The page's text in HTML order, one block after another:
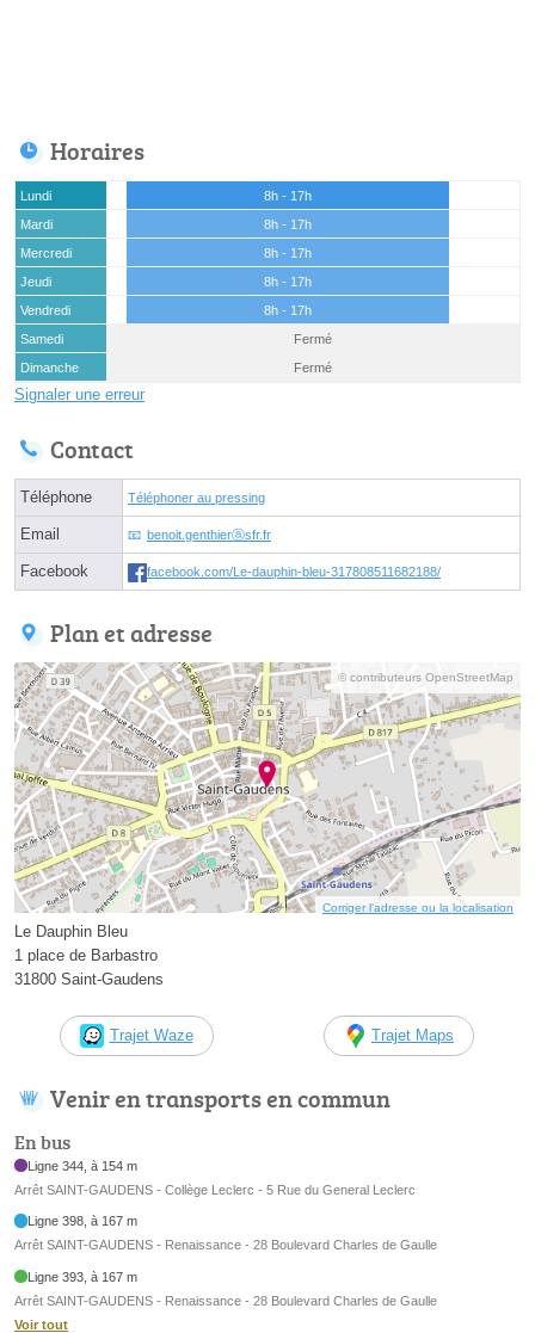
Horaires
Lundi
8h - 17h
Mardi
8h - 17h
Mercredi
8h - 17h
Jeudi
8h - 17h
Vendredi
8h - 17h
Samedi
Fermé
Dimanche
Fermé
Signaler une erreur
Contact
Téléphone Téléphoner au pressing
Email benoit.genthierⓐsfr.fr
Facebook facebook.com/Le-dauphin-bleu-317808511682188/
Plan et adresse
© contributeurs OpenStreetMap
Corriger l’adresse ou la localisation
Le Dauphin Bleu
1 place de Barbastro
31800 Saint-Gaudens
Trajet Waze Trajet Maps
Venir en transports en commun
En bus
Ligne 344, à 154 m
Arrêt SAINT-GAUDENS - Collège Leclerc - 5 Rue du General Leclerc
Ligne 398, à 167 m
Arrêt SAINT-GAUDENS - Renaissance - 28 Boulevard Charles de Gaulle
Ligne 393, à 167 m
Arrêt SAINT-GAUDENS - Renaissance - 28 Boulevard Charles de Gaulle
Voir tout